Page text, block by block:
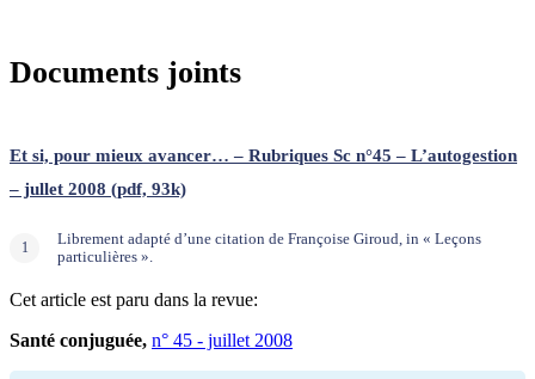
Documents joints
Et si, pour mieux avancer… – Rubriques Sc n°45 – L’autogestion
– jullet 2008 (pdf, 93k)
Librement adapté d’une citation de Françoise Giroud, in « Leçons
particulières ».
Cet article est paru dans la revue:
Santé conjuguée, n° 45 - juillet 2008